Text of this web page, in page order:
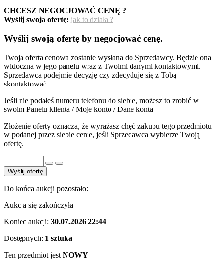
CHCESZ NEGOCJOWAĆ CENĘ ?
Wyślij swoją ofertę: jak to działa ?
Wyślij swoją ofertę by negocjować cenę.
Twoja oferta cenowa zostanie wysłana do Sprzedawcy. Będzie ona
widoczna w jego panelu wraz z Twoimi danymi kontaktowymi.
Sprzedawca podejmie decyzję czy zdecyduje się z Tobą
skontaktować.
Jeśli nie podałeś numeru telefonu do siebie, możesz to zrobić w
swoim Panelu klienta / Moje konto / Dane konta
Złożenie oferty oznacza, że wyrażasz chęć zakupu tego przedmiotu
w podanej przez siebie cenie, jeśli Sprzedawca wybierze Twoją
ofertę.
Wyślij ofertę
Do końca aukcji pozostało:
Aukcja się zakończyła
Koniec aukcji: 30.07.2026 22:44
Dostępnych: 1 sztuka
Ten przedmiot jest NOWY